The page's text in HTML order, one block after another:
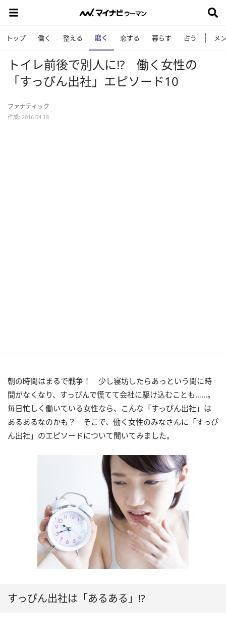
トップ 働く 整える 磨く 恋する 暮らす 占う メ
トイレ前後で別人に!? 働く女性の
「すっぴん出社」エピソード10
ファナティック
作成: 2016.04.18
朝の時間はまるで戦争！ 少し寝坊したらあっという間に時
間がなくなり、すっぴんで慌てて会社に駆け込むことも……。
毎日忙しく働いている女性なら、こんな「すっぴん出社」は
あるあるなのかも？ そこで、働く女性のみなさんに「すっぴ
ん出社」のエピソードについて聞いてみました。
すっぴん出社は「あるある」!?